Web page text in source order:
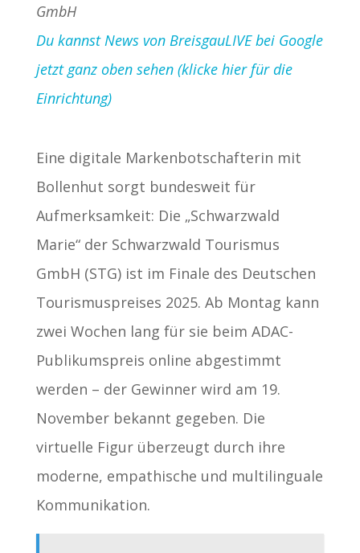
GmbH
Du kannst News von BreisgauLIVE bei Google
jetzt ganz oben sehen (klicke hier für die
Einrichtung)
Eine digitale Markenbotschafterin mit
Bollenhut sorgt bundesweit für
Aufmerksamkeit: Die „Schwarzwald
Marie“ der Schwarzwald Tourismus
GmbH (STG) ist im Finale des Deutschen
Tourismuspreises 2025. Ab Montag kann
zwei Wochen lang für sie beim ADAC-
Publikumspreis online abgestimmt
werden – der Gewinner wird am 19.
November bekannt gegeben. Die
virtuelle Figur überzeugt durch ihre
moderne, empathische und multilinguale
Kommunikation.